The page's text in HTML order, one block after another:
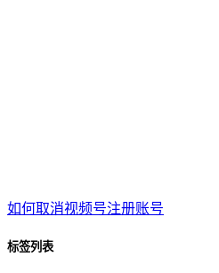
如何取消视频号注册账号
标签列表